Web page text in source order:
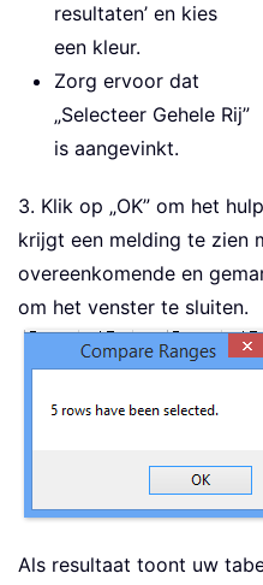
resultaten’ en kies
een kleur.
Zorg ervoor dat
„Selecteer Gehele Rij”
is aangevinkt.
3. Klik op „OK” om het
krijgt een melding te zien
overeenkomende en
om het venster te sluiten.
Als resultaat toont uw